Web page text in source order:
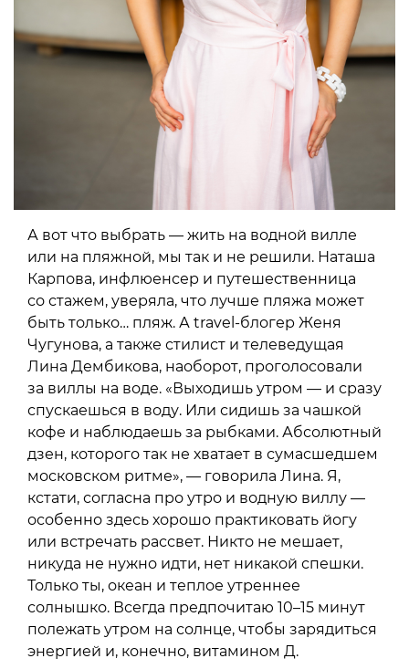
А вот что выбрать — жить на водной вилле
или на пляжной, мы так и не решили. Наташа
Карпова, инфлюенсер и путешественница
со стажем, уверяла, что лучше пляжа может
быть только… пляж. А travel-блогер Женя
Чугунова, а также стилист и телеведущая
Лина Дембикова, наоборот, проголосовали
за виллы на воде. «Выходишь утром — и сразу
спускаешься в воду. Или сидишь за чашкой
кофе и наблюдаешь за рыбками. Абсолютный
дзен, которого так не хватает в сумасшедшем
московском ритме», — говорила Лина. Я,
кстати, согласна про утро и водную виллу —
особенно здесь хорошо практиковать йогу
или встречать рассвет. Никто не мешает,
никуда не нужно идти, нет никакой спешки.
Только ты, океан и теплое утреннее
солнышко. Всегда предпочитаю 10–15 минут
полежать утром на солнце, чтобы зарядиться
энергией и, конечно, витамином Д.